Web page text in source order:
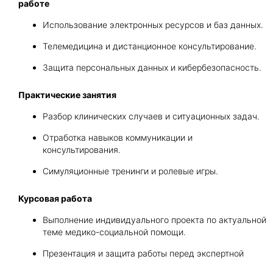
работе
Использование электронных ресурсов и баз данных.
Телемедицина и дистанционное консультирование.
Защита персональных данных и кибербезопасность.
Практические занятия
Разбор клинических случаев и ситуационных задач.
Отработка навыков коммуникации и
консультирования.
Симуляционные тренинги и ролевые игры.
Курсовая работа
Выполнение индивидуального проекта по актуальной
теме медико-социальной помощи.
Презентация и защита работы перед экспертной